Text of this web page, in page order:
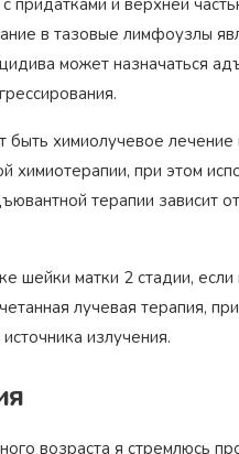
и верхней
в тазовые лимфоузлы
может назначаться
химиолучевое
при этом
терапии зависит
шейки матки 2 стадии,
лучевая терапия,
излучения.
возраста я стремлюсь